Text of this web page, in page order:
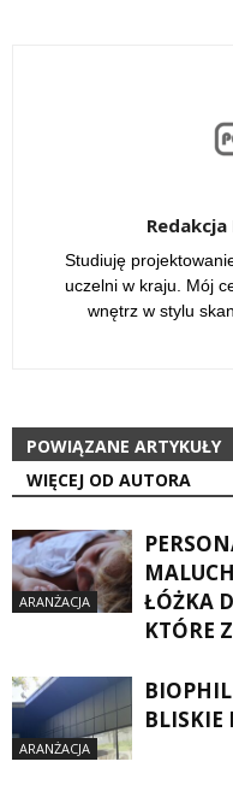
Studiuję
uczelni w kraju. Mój
wnętrz w stylu
POWIĄZANE ARTYKUŁY
WIĘCEJ OD AUTORA
ARANŻACJA
ŁÓŻKA
KTÓRE
ARANŻACJA
BLISKIE